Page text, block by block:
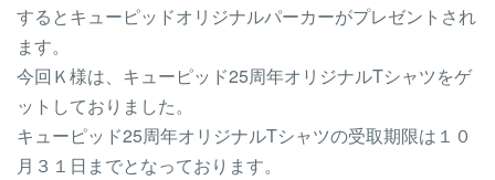
するとキューピッドオリジナルパーカーがプレゼントされ
ます。
今回Ｋ様は、キューピッド25周年オリジナルTシャツをゲ
ットしておりました。
キューピッド25周年オリジナルTシャツの受取期限は１０
月３１日までとなっております。